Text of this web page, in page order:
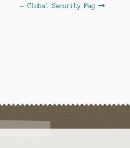
– Global Security Mag